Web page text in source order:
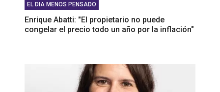
EL DIA MENOS PENSADO
Enrique Abatti: "El propietario no puede
congelar el precio todo un año por la inflación"